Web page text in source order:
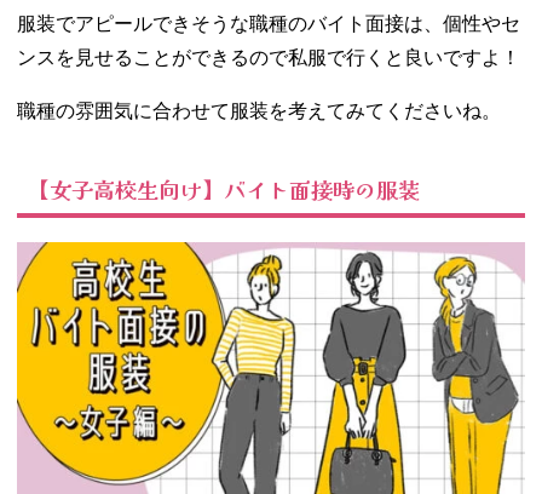
イク・髪型
は避ける
リーはなる
− ネイルは
手過ぎない
デザインで
− 香水の使
用は避ける
− 筆記用具
とメモは持
っておく
08. 高校生のバイ
ト面接の服装は
服装でアピールできそうな職種のバイト面接は、個性やセ
ンスを見せることができるので私服で行くと良いですよ！
職種の雰囲気に合わせて服装を考えてみてくださいね。
【女子高校生向け】バイト面接時の服装